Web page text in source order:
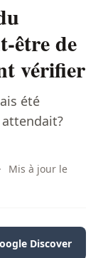
être de
vérifier
été
attendait?
·
Mis à jour le
Discover